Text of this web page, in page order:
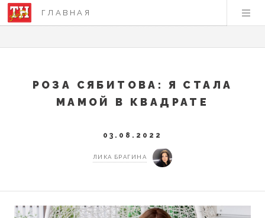
ГЛАВНАЯ
РОЗА СЯБИТОВА: Я СТАЛА
МАМОЙ В КВАДРАТЕ
03.08.2022
ЛИКА БРАГИНА